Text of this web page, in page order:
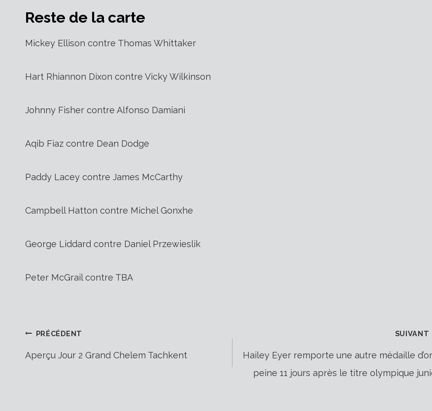
Reste de la carte
Mickey Ellison contre Thomas Whittaker
Hart Rhiannon Dixon contre Vicky Wilkinson
Johnny Fisher contre Alfonso Damiani
Aqib Fiaz contre Dean Dodge
Paddy Lacey contre James McCarthy
Campbell Hatton contre Michel Gonxhe
George Liddard contre Daniel Przewieslik
Peter McGrail contre TBA
Navigation
PRÉCÉDENT
Aperçu Jour 2 Grand Chelem Tachkent
SUIVANT
Hailey Eyer remporte une autre médaille
peine 11 jours après le titre olympique